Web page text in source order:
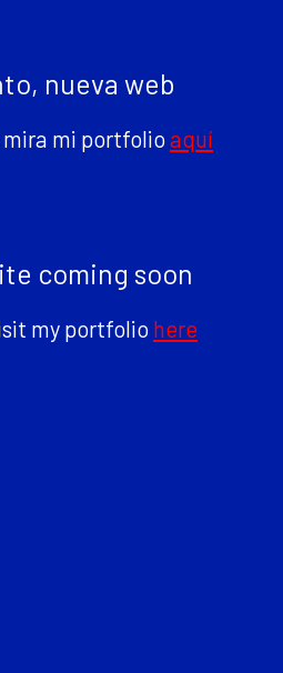
nueva web
mi portfolioaquí
coming soon
my portfolio here